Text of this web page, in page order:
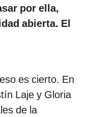
por ella,
abierta. El
es cierto. En
Laje y Gloria
de la